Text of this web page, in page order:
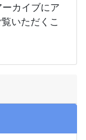
カイブにア
いただくこ